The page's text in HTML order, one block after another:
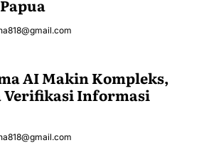
AI Makin Kompleks,
Informasi